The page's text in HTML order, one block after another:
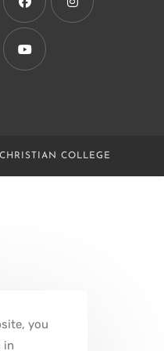
Opens
in
tab
COLLEGE
you
in